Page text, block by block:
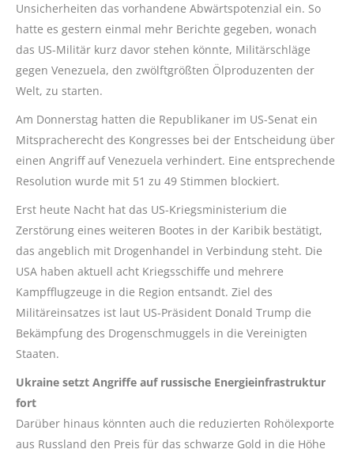
Unsicherheiten das vorhandene Abwärtspotenzial ein. So
hatte es gestern einmal mehr Berichte gegeben, wonach
das US-Militär kurz davor stehen könnte, Militärschläge
gegen Venezuela, den zwölftgrößten Ölproduzenten der
Welt, zu starten.
Am Donnerstag hatten die Republikaner im US-Senat ein
Mitspracherecht des Kongresses bei der Entscheidung über
einen Angriff auf Venezuela verhindert. Eine entsprechende
Resolution wurde mit 51 zu 49 Stimmen blockiert.
Erst heute Nacht hat das US-Kriegsministerium die
Zerstörung eines weiteren Bootes in der Karibik bestätigt,
das angeblich mit Drogenhandel in Verbindung steht. Die
USA haben aktuell acht Kriegsschiffe und mehrere
Kampfflugzeuge in die Region entsandt. Ziel des
Militäreinsatzes ist laut US-Präsident Donald Trump die
Bekämpfung des Drogenschmuggels in die Vereinigten
Staaten.
Ukraine setzt Angriffe auf russische Energieinfrastruktur
fort
Darüber hinaus könnten auch die reduzierten Rohölexporte
aus Russland den Preis für das schwarze Gold in die Höhe